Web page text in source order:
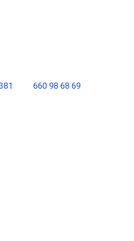
660 98 68 69